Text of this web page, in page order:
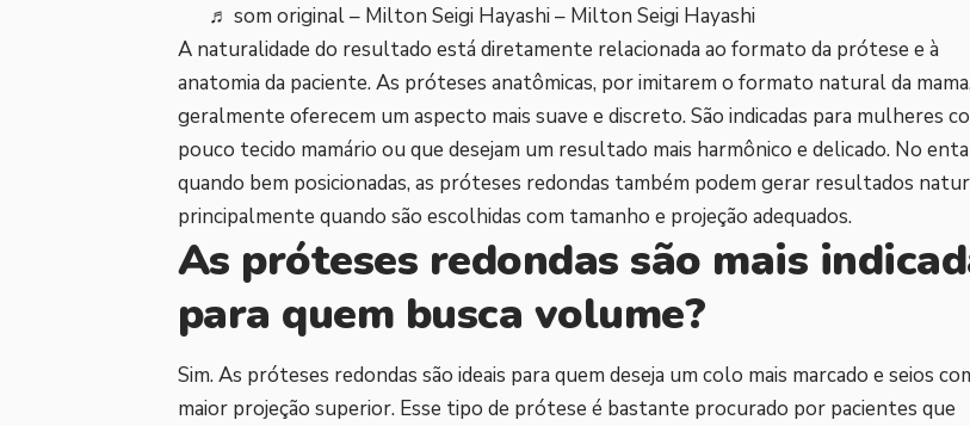
♬ som original – Milton Seigi Hayashi – Milton Seigi Hayashi
A naturalidade do resultado está diretamente relacionada ao formato da prótese e à
anatomia da paciente. As próteses anatômicas, por imitarem o formato natural da mama,
geralmente oferecem um aspecto mais suave e discreto. São indicadas para mulheres
pouco tecido mamário ou que desejam um resultado mais harmônico e delicado. No
quando bem posicionadas, as próteses redondas também podem gerar resultados
principalmente quando são escolhidas com tamanho e projeção adequados.
As próteses redondas são mais
para quem busca volume?
Sim. As próteses redondas são ideais para quem deseja um colo mais marcado e seios
maior projeção superior. Esse tipo de prótese é bastante procurado por pacientes que